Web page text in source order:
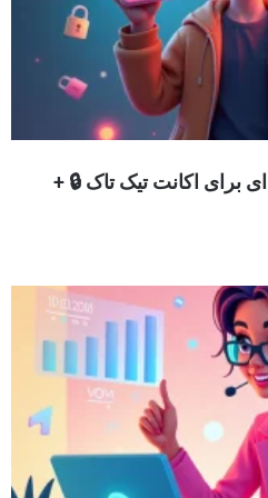
برای اکانت تیک تاک 🔒 +